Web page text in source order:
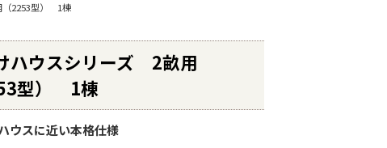
2253型） 1棟
ハウスシリーズ 2畝用
型） 1棟
ウスに近い本格仕様